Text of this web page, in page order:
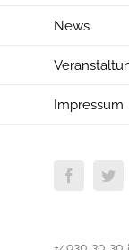
News
Impressum
Facebook